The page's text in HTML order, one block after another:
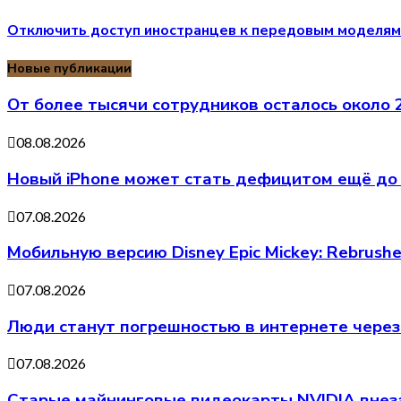
Отключить доступ иностранцев к передовым
Новые публикации
От более тысячи сотрудников осталось
08.08.2026
Новый iPhone может стать дефицитом ещё
07.08.2026
Мобильную версию Disney Epic Mickey:
07.08.2026
Люди станут погрешностью в интернете
07.08.2026